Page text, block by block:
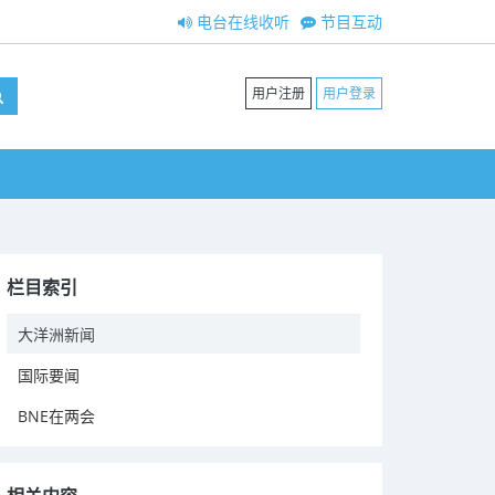
节目互动
电台在线收听
用户注册 用户登录
栏目索引
大洋洲新闻
国际要闻
BNE在两会